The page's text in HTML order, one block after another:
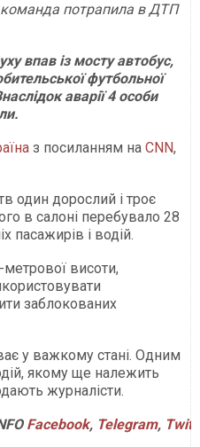
команда потрапила в ДТП
впав із мосту автобус,
футбольної
аварії 4 особи
з посиланням на CNN,
один дорослий і троє
в салоні перебувало 28
пасажирів і водій.
метрової висоти,
заблокованих
у важкому стані. Одним
якому ще належить
журналісти.
Facebook, Telegram,